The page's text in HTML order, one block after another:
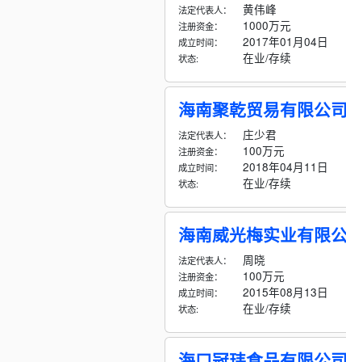
法定代表人： 黄伟峰
注册资金： 1000万元
成立时间： 2017年01月04日
状态: 在业/存续
海南聚乾贸易有限公司
法定代表人： 庄少君
注册资金： 100万元
成立时间： 2018年04月11日
状态: 在业/存续
海南威光梅实业有限
法定代表人： 周晓
注册资金： 100万元
成立时间： 2015年08月13日
状态: 在业/存续